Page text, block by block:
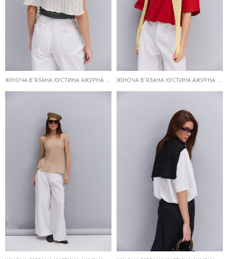
ЖІНОЧА В`ЯЗАНА ХУСТИНА АЖУРНА КОЛЬОРУ АЙВОРІ ЖІНОЧА В`ЯЗАНА ХУСТИНА АЖУРНА ЛИМОННОГО КОЛЬОРУ